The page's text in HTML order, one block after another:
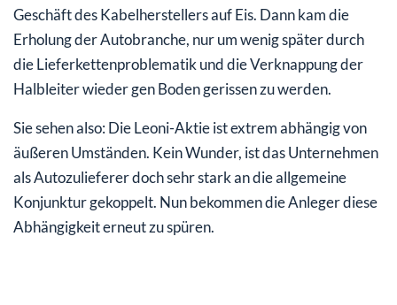
Achtung Risiko
Geschäft des Kabelherstellers auf Eis. Dann kam die
Erholung der Autobranche, nur um wenig später durch
die Lieferkettenproblematik und die Verknappung der
Halbleiter wieder gen Boden gerissen zu werden.
Sie sehen also: Die Leoni-Aktie ist extrem abhängig von
äußeren Umständen. Kein Wunder, ist das Unternehmen
als Autozulieferer doch sehr stark an die allgemeine
Konjunktur gekoppelt. Nun bekommen die Anleger diese
Abhängigkeit erneut zu spüren.